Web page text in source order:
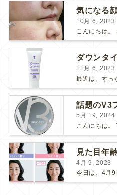
10月 6, 2023
11月 6, 2023
5月 19, 2024
見た目年
4月 9, 2023